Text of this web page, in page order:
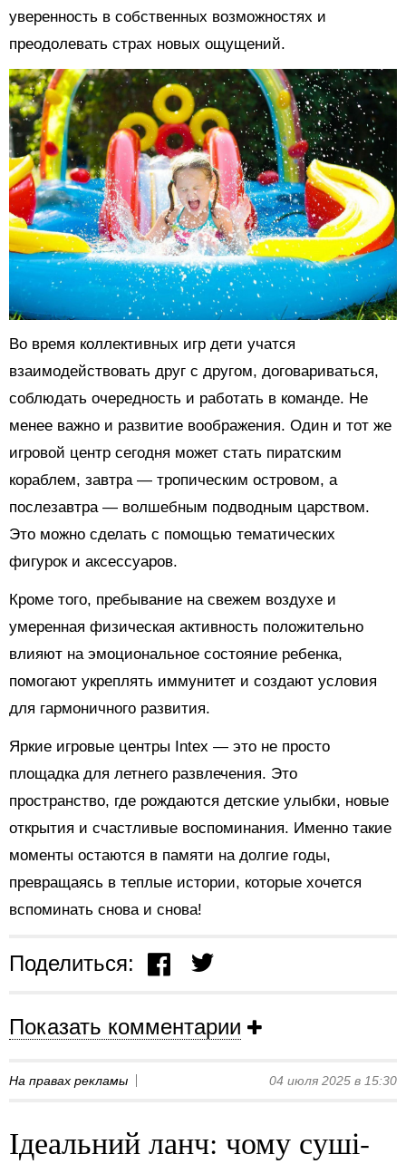
уверенность в собственных возможностях и
преодолевать страх новых ощущений.
Во время коллективных игр дети учатся
взаимодействовать друг с другом, договариваться,
соблюдать очередность и работать в команде. Не
менее важно и развитие воображения. Один и тот же
игровой центр сегодня может стать пиратским
кораблем, завтра — тропическим островом, а
послезавтра — волшебным подводным царством.
Это можно сделать с помощью тематических
фигурок и аксессуаров.
Кроме того, пребывание на свежем воздухе и
умеренная физическая активность положительно
влияют на эмоциональное состояние ребенка,
помогают укреплять иммунитет и создают условия
для гармоничного развития.
Яркие игровые центры Intex — это не просто
площадка для летнего развлечения. Это
пространство, где рождаются детские улыбки, новые
открытия и счастливые воспоминания. Именно такие
моменты остаются в памяти на долгие годы,
превращаясь в теплые истории, которые хочется
вспоминать снова и снова!
Поделиться:
Показать комментарии
На правах рекламы 04 июля 2025 в 15:30
Ідеальний ланч: чому суші-